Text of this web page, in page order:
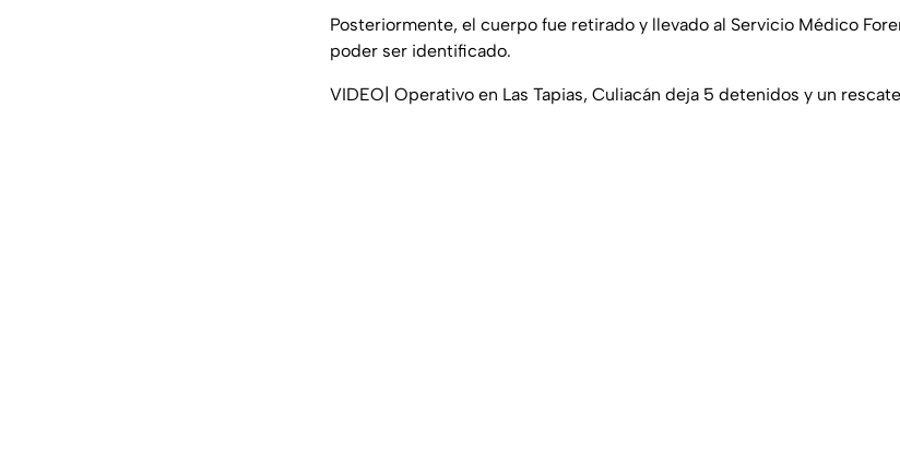
Posteriormente, el cuerpo fue retirado y llevado al Servicio Médico
poder ser identificado.
VIDEO| Operativo en Las Tapias, Culiacán deja 5 detenidos y un